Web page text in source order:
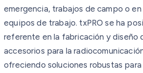
emergencia, trabajos de campo o
equipos de trabajo. txPRO se ha
referente en la fabricación y diseño
accesorios para la
ofreciendo soluciones robustas